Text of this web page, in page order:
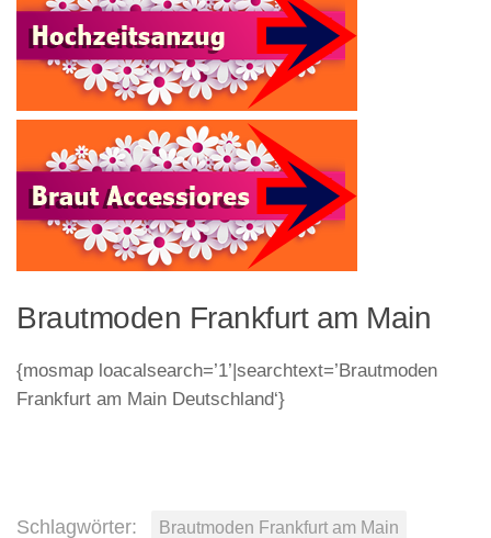
Brautmoden Frankfurt am Main
{mosmap loacalsearch=’1’|searchtext=’Brautmoden
Frankfurt am Main Deutschland‘}
Schlagwörter: Brautmoden Frankfurt am Main